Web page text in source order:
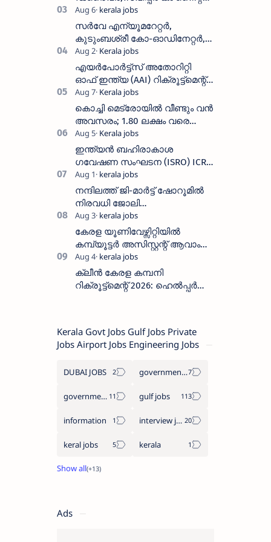
വാച്ച്മാൻ തുടങ്ങി നിരവധി
ഒഴിവുകൾ
സർവേ എന്യൂമറേറ്റർ,
കുടുംബശ്രീ കോ-ഓഡിനേറ്റർ,
ആശ വർക്കർ ഒഴിവുകളിൽ
അപേക്ഷിക്കാം
എയർപോർട്ട്സ് അതോറിറ്റി
ഓഫ് ഇന്ത്യ (AAI) റിക്രൂട്ട്മെന്റ്
2026: 800+ ഒഴിവുകൾ,
അപേക്ഷിക്കാനുള്ള അവസാന
തീയതി സെപ്റ്റംബർ 7
കൊച്ചി മെട്രോയിൽ വീണ്ടും വൻ
അവസരം; 1.80 ലക്ഷം വരെ
ശമ്പളം വാങ്ങാം, യോഗ്യത
അറിയാം
ഇന്ത്യൻ ബഹിരാകാശ
ഗവേഷണ സംഘടന (ISRO) ICRB
യിൽ ജോലി അവസരം :ശമ്പളം
25, 500 രൂപ മുതൽ
നന്ദിലത്ത് ജി-മാർട്ട് ഷോറൂമിൽ
നിരവധി ജോലി
ഒഴിവുകൾ|Nandilath G-Mart
Showroom vacancies 2026
കേരള യൂണിവേഴ്സിറ്റിയിൽ
കമ്പ്യൂട്ടർ അസിസ്റ്റന്റ് ആവാം
:അവസാന തീയതി: ഓഗസ്റ്റ് 5 ന്
ക്ലീൻ കേരള കമ്പനി
റിക്രൂട്ട്മെന്റ് 2026: ഹെൽപ്പർ
Kerala Govt Jobs Gulf Jobs Private
Jobs Airport Jobs Engineering Jobs
DUBAI JOBS government information
government jobs gulf jobs
information interview jobs
keral jobs kerala
Ads